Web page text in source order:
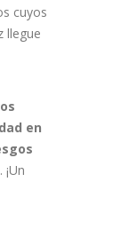
cuyos
llegue
en
. ¡Un